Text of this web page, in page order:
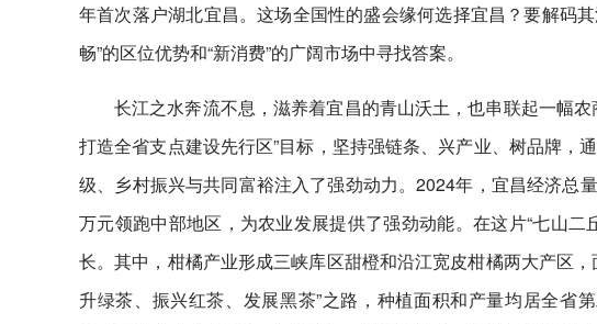
年首次落户湖北宜昌。这场全国性的盛会缘何选择宜昌？要解码
畅”的区位优势和“新消费”的广阔市场中寻找答案。
长江之水奔流不息，滋养着宜昌的青山沃土，也串联起一幅
打造全省支点建设先行区”目标，坚持强链条、兴产业、树品牌
级、乡村振兴与共同富裕注入了强劲动力。2024年，宜昌经济总
万元领跑中部地区，为农业发展提供了强劲动能。在这片“七山
长。其中，柑橘产业形成三峡库区甜橙和沿江宽皮柑橘两大产区
升绿茶、振兴红茶、发展黑茶”之路，种植面积和产量均居全省